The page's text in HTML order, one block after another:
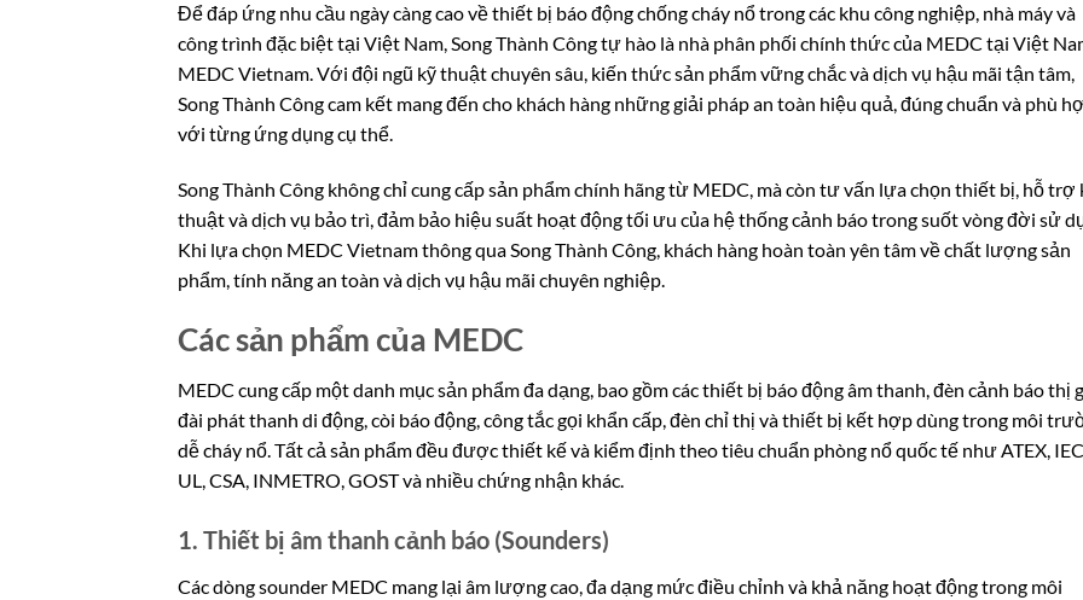
Để đáp ứng nhu cầu ngày càng cao về thiết bị báo động chống cháy nổ trong các khu công nghiệp, nhà máy và
công trình đặc biệt tại Việt Nam, Song Thành Công tự hào là nhà phân phối chính thức của MEDC tại Việt
MEDC Vietnam. Với đội ngũ kỹ thuật chuyên sâu, kiến thức sản phẩm vững chắc và dịch vụ hậu mãi tận tâm,
Song Thành Công cam kết mang đến cho khách hàng những giải pháp an toàn hiệu quả, đúng chuẩn và phù
với từng ứng dụng cụ thể.
Song Thành Công không chỉ cung cấp sản phẩm chính hãng từ MEDC, mà còn tư vấn lựa chọn thiết bị, hỗ trợ
thuật và dịch vụ bảo trì, đảm bảo hiệu suất hoạt động tối ưu của hệ thống cảnh báo trong suốt vòng đời sử
Khi lựa chọn MEDC Vietnam thông qua Song Thành Công, khách hàng hoàn toàn yên tâm về chất lượng sản
phẩm, tính năng an toàn và dịch vụ hậu mãi chuyên nghiệp.
Các sản phẩm của MEDC
MEDC cung cấp một danh mục sản phẩm đa dạng, bao gồm các thiết bị báo động âm thanh, đèn cảnh báo thị
đài phát thanh di động, còi báo động, công tắc gọi khẩn cấp, đèn chỉ thị và thiết bị kết hợp dùng trong môi
dễ cháy nổ. Tất cả sản phẩm đều được thiết kế và kiểm định theo tiêu chuẩn phòng nổ quốc tế như ATEX,
UL, CSA, INMETRO, GOST và nhiều chứng nhận khác.
1. Thiết bị âm thanh cảnh báo (Sounders)
Các dòng sounder MEDC mang lại âm lượng cao, đa dạng mức điều chỉnh và khả năng hoạt động trong môi